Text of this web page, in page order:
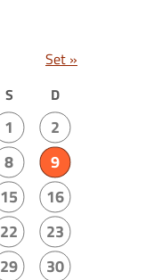
S D
1
2
8
9
15
16
22
23
29
30
Set »